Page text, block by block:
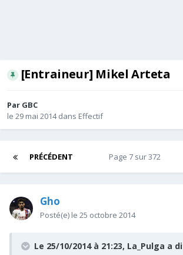
[Entraineur] Mikel Arteta
Par GBC
le 29 mai 2014dans Effectif
PRÉCÉDENT Page 7 sur 372
Gho
Posté(e) le 25 octobre 2014
Le 25/10/2014 à 21:23, La_Pulga a